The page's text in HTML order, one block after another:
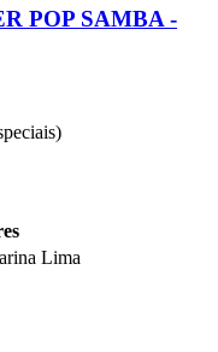
POP SAMBA -
Lima